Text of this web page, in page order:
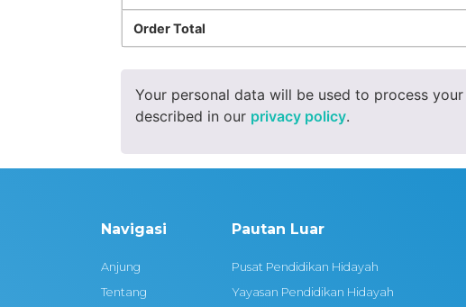
Order Total
Your personal data will be used to process
described in our privacy policy.
Navigasi
Anjung
Tentang
Pautan Luar
Pusat Pendidikan Hidayah
Yayasan Pendidikan Hidayah